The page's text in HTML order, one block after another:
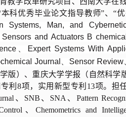
科优秀毕业论文指导教师”、“
Systems, Man, and
and Actuators B
、Expert Systems With
Journal、Sensor
版）、重庆大学学报（自然科学
利8项，实用新型专利13项。担
、SNB、SNA、Pattern
、Chemometrics and